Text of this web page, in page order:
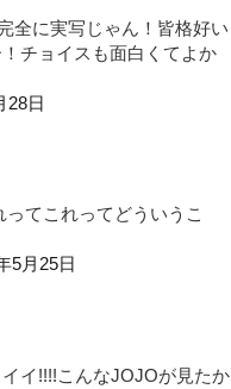
全に実写じゃん！皆格好い
チョイスも面白くてよか
28日
てこれってどういうこ
5月25日
イ!!!!こんなJOJOが見たか